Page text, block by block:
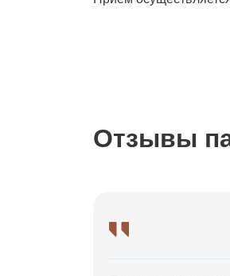
Отзывы